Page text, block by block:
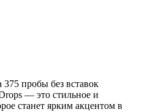
375 пробы без вставок
— это стильное и
станет ярким акцентом в